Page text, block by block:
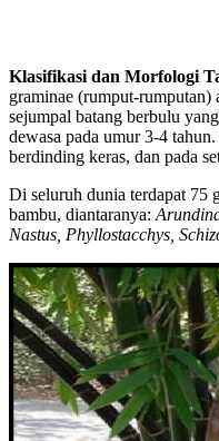
Klasifikasi dan Morfologi
graminae (rumput-rumputan)
sejumpal batang berbulu
dewasa pada umur 3-4
berdinding keras, dan pada
Di seluruh dunia terdapat 75
bambu, diantaranya:
Nastus, Phyllostacchys,